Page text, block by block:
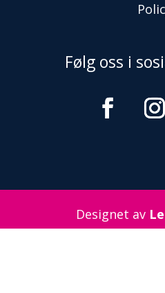
Følg oss i
Designet av